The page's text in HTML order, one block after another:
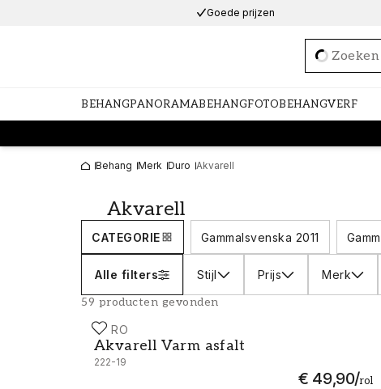
Goede prijzen
Loading…
BEHANGPANORAMABEHANGFOTOBEHANGVERF
Behang Merk Duro Akvarell
Akvarell
CATEGORIE Gammalsvenska 2011
Alle filters Stijl Prijs Merk
59 producten gevonden
DURO
Akvarell Varm asfalt
222-19
€ 49,90/rol
Akvarell Varm asfalt - 222-19